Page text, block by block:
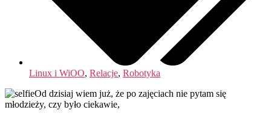
Linux i WiOO, Relacje, Robotyka
Od dzisiaj wiem już, że po zajęciach nie pytam się
młodzieży, czy było ciekawie,